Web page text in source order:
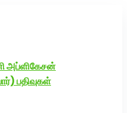
அப்ளிகேசன்
பதிவுகள்
அகமுடையார்மேட்ரி-